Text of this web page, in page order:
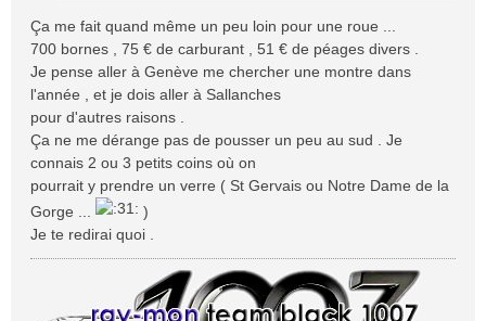
Ça me fait quand même un peu loin pour une roue ...
700 bornes , 75 € de carburant , 51 € de péages divers .
Je pense aller à Genève me chercher une montre dans
l'année , et je dois aller à Sallanches
pour d'autres raisons .
Ça ne me dérange pas de pousser un peu au sud . Je
connais 2 ou 3 petits coins où on
pourrait y prendre un verre ( St Gervais ou Notre Dame de la
Gorge ...
)
Je te redirai quoi .